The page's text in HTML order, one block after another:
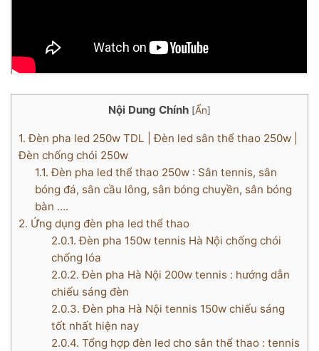
Nội Dung Chính [Ẩn]
1. Đèn pha led 250w TDL | Đèn led sân thể thao 250w |
Đèn chống chói 250w
1.1. Đèn pha led thể thao 250w : Sân tennis, sân
bóng đá, sân cầu lông, sân bóng chuyền, sân bóng
bàn ….
2. Ứng dụng đèn pha led thể thao
2.0.1. Đèn pha 150w tennis Hà Nội chống chói
chống lóa
2.0.2. Đèn pha Hà Nội 200w tennis : hướng dẫn
chiếu sáng đèn
2.0.3. Đèn pha Hà Nội tennis 150w chiếu sáng
tốt nhất hiện nay
2.0.4. Tổng hợp đèn led cho sân thể thao : tennis